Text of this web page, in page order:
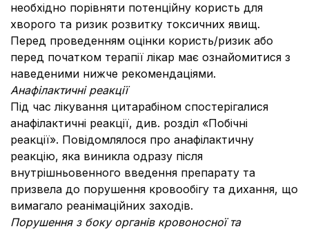
необхідно порівняти потенційну користь для
хворого та ризик розвитку токсичних явищ.
Перед проведенням оцінки користь/ризик або
перед початком терапії лікар має ознайомитися з
наведеними нижче рекомендаціями.
Анафілактичні реакції
Під час лікування цитарабіном спостерігалися
анафілактичні реакції, див. розділ «Побічні
реакції». Повідомлялося про анафілактичну
реакцію, яка виникла одразу після
внутрішньовенного введення препарату та
призвела до порушення кровообігу та дихання, що
вимагало реанімаційних заходів.
Порушення з боку органів кровоносної та